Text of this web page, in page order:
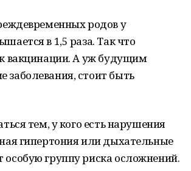
родов у
в 1,5 раза. Так что
вакцинации. А уж будущим
стоит быть
тем, у кого есть нарушения
гипертония или дыхательные
группу риска осложнений.